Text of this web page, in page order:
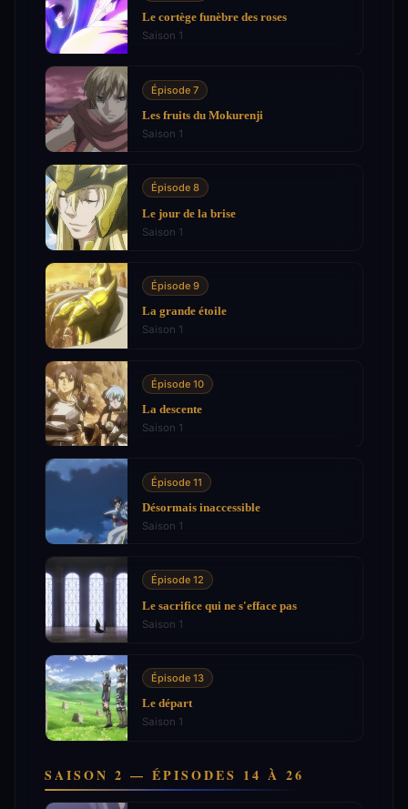
Le cortège funèbre des roses
Saison 1
Épisode 7
Les fruits du Mokurenji
Saison 1
Épisode 8
Le jour de la brise
Saison 1
Épisode 9
La grande étoile
Saison 1
Épisode 10
La descente
Saison 1
Épisode 11
Désormais inaccessible
Saison 1
Épisode 12
Le sacrifice qui ne s'efface pas
Saison 1
Épisode 13
Le départ
Saison 1
SAISON 2 — ÉPISODES 14 À 26